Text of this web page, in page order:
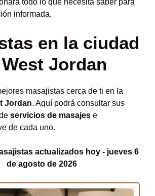
todo lo que necesita saber para
informada.
en la ciudad
Jordan
masajistas cerca de ti en la
Jordan. Aquí podrá consultar sus
servicios de masajes e
de cada uno.
actualizados hoy - jueves 6
de agosto de 2026